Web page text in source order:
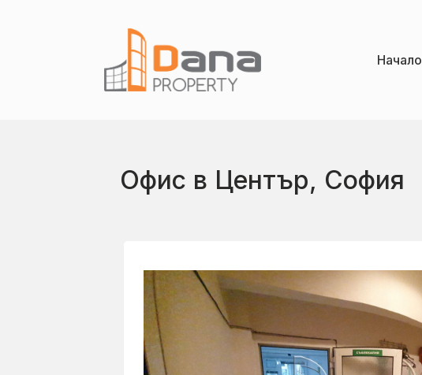
Начало
Офис в Център, София